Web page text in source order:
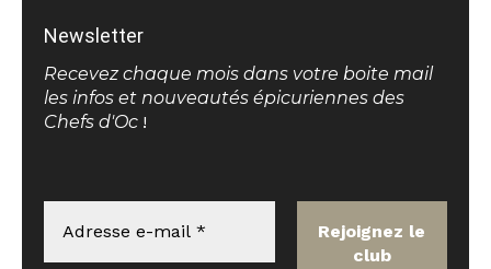
Newsletter
Recevez chaque mois dans votre boite mail
les infos et nouveautés épicuriennes des
Chefs d'Oc !